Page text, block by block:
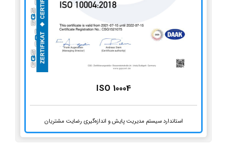
ISO 10004
استاندارد سیستم مدیریت پایش و اندازه‌گیری رضایت مشتریان